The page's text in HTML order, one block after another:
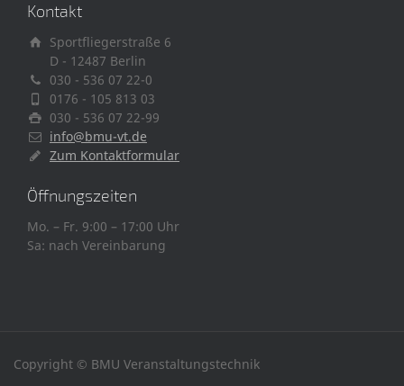
Kontakt
Sportfliegerstraße 6
D - 12487 Berlin
030 - 536 07 22-0
0176 - 105 813 03
030 - 536 07 22-99
info@bmu-vt.de
Zum Kontaktformular
Öffnungszeiten
Mo. – Fr. 9:00 – 17:00 Uhr
Sa: nach Vereinbarung
Copyright © BMU Veranstaltungstechnik